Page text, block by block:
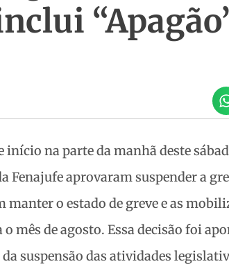
início na parte da manhã deste
Fenajufe aprovaram suspender a
manter o estado de greve e as
mês de agosto. Essa decisão foi
suspensão das atividades